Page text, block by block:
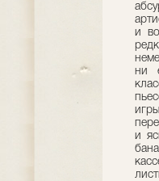
и
ни
и